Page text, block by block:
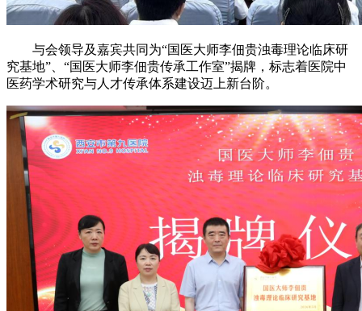
与会领导及嘉宾共同为“国医大师李佃贵浊毒理论临床研
究基地”、“国医大师李佃贵传承工作室”揭牌，标志着医院中
医药学术研究与人才传承体系建设迈上新台阶。